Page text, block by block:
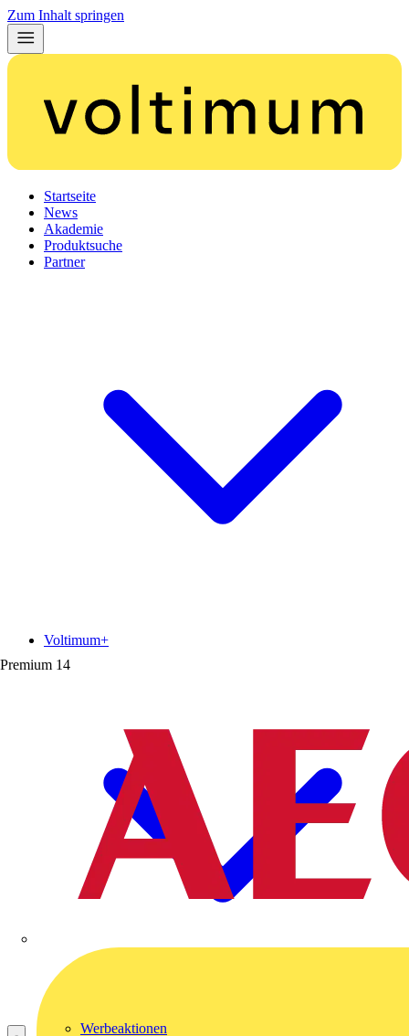
Zum Inhalt springen
Startseite
News
Akademie
Produktsuche
Partner
Premium 14
Voltimum+
Werbeaktionen